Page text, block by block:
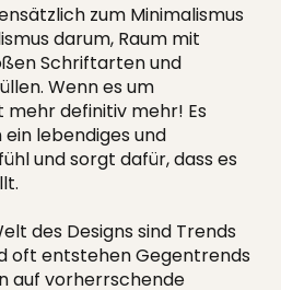
zum Minimalismus
darum, Raum mit
Schriftarten und
Wenn es um
mehr definitiv mehr! Es
lebendiges und
und sorgt dafür, dass es
des Designs sind Trends
oft entstehen Gegentrends
auf vorherrschende